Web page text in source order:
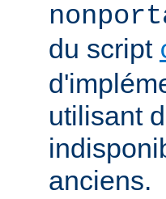
du script
utilisant
anciens.